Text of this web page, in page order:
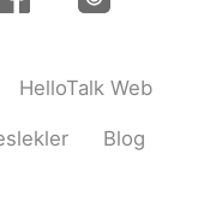
HelloTalk Web
Blog